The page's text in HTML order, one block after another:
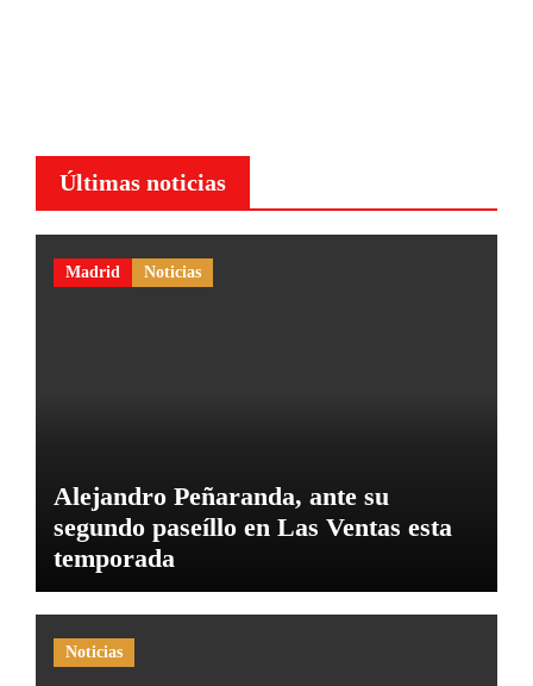
Últimas noticias
Madrid Noticias
Alejandro Peñaranda, ante su
segundo paseíllo en Las Ventas esta
temporada
Noticias